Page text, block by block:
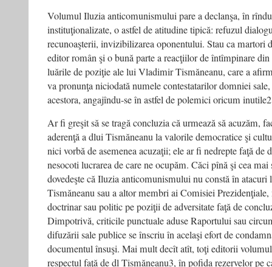
Volumul Iluzia anticomunismului pare a declanşa, în
instituţionalizate, o astfel de atitudine tipică: refuzul
recunoaşterii, invizibilizarea oponentului. Stau ca martori
editor român şi o bună parte a reacţiilor de întîmpinare din
luările de poziţie ale lui Vladimir Tismăneanu, care a
va pronunţa niciodată numele contestatarilor domniei
acestora, angajîndu-se în astfel de polemici oricum
Ar fi greşit să se tragă concluzia că urmează să acuzăm,
aderenţă a dlui Tismăneanu la valorile democratice şi
nici vorbă de asemenea acuzaţii; ele ar fi nedrepte faţă de
nesocoti lucrarea de care ne ocupăm. Căci pînă şi cea
dovedeşte că Iluzia anticomunismului nu constă în atacuri
Tismăneanu sau a altor membri ai Comisiei Prezidenţiale,
doctrinar sau politic pe poziţii de adversitate faţă de
Dimpotrivă, criticile punctuale aduse Raportului sau
difuzării sale publice se înscriu în acelaşi efort de
documentul însuşi. Mai mult decît atît, toţi editorii
respectul faţă de dl Tismăneanu3, în pofida rezervelor pe